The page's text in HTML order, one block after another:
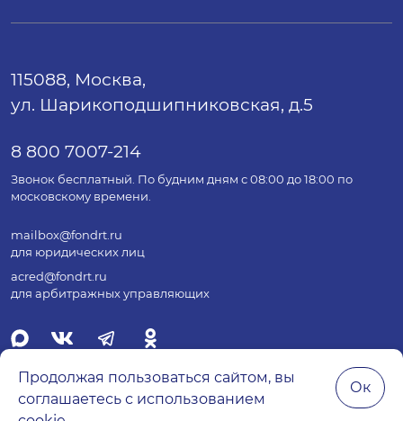
115088, Москва,
ул. Шарикоподшипниковская, д.5
8 800 7007-214
Звонок бесплатный. По будним дням с 08:00 до 18:00 по
московскому времени.
mailbox@fondrt.ru
для юридических лиц
acred@fondrt.ru
для арбитражных управляющих
© 2026 Все права защищены.
Продолжая пользоваться сайтом, вы
соглашаетесь с использованием
Ок